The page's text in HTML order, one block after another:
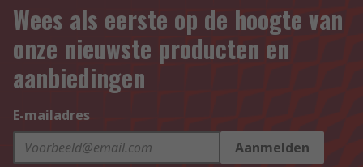
Wees als eerste op de hoogte van
onze nieuwste producten en
aanbiedingen
E-mailadres
Aanmelden